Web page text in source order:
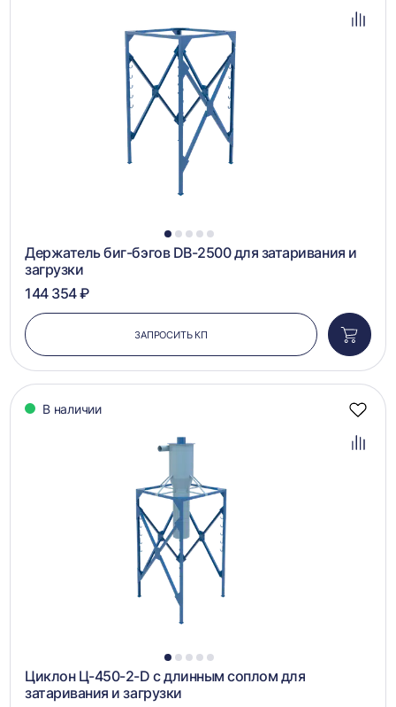
1 2 3 4 5
Держатель биг-бэгов DB-2500 для затаривания и
загрузки
144 354 ₽
ЗАПРОСИТЬ КП
в
В наличии
1 2 3 4 5
Циклон Ц-450-2-D с длинным соплом для
затаривания и загрузки